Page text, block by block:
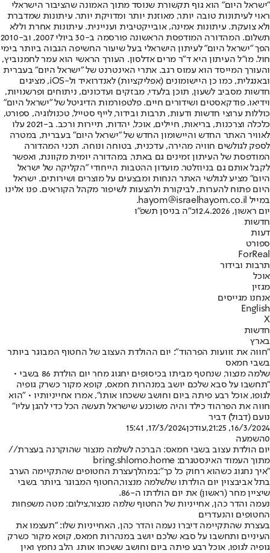
"ישראל היום" הוא גוף תקשורת שנוסד מתוך האמונה שהציבור הישראלי
ראוי לעיתונות טובה יותר, מאוזנת יותר ומדויקת יותר. עיתונות שמדברת
ולא צועקת. עיתונות אמינה, אובייקטיבית ועניינית. עיתונות אחרת וללא
תשלום. המהדורה המודפסת הראשונה פורסמה ב-30 ביולי 2007, וב-2010
הפך "ישראל היום" לעיתון הישראלי בעל שיעור החשיפה הגבוה ביותר בימי
חול. מו"ל העיתון היא ד"ר מרים אדלסון. העורך הראשי הוא עמר לחמנוביץ,
והעורך המייסד הוא עמוס רגב. אתרי האינטרנט של "ישראל היום" בעברית
ובאנגלית, כמו כן היישומונים (אפליקציות) לאנדרואיד ול-iOS, מציגים
חדשות מסביב לשעון, תוכן בלעדי, מבזקים ועדכונים, ניתוחים ופרשנויות,
וידיאו, פודקאסטים ושידורים חיים. פלטפורמות הדיגיטל של "ישראל היום"
כוללות ערוצי חדשות ודעות, תרבות ובידור, לייף סטייל, טכנולוגיה, ספורט,
כלכלה וצרכנות, בריאות, חיילים, אוכל, יהדות, תיירות ורכב. ב-2021 עלו
לאוויר האתר החדש והיישומון החדש של "ישראל היום" בעברית, במטרה
לספק לגולשים חוויה מהירה, עדכנית, בטוחה ונוחה. תכני המהדורה
המודפסת של העיתון זמינים גם באתר, במהדורה יומית מקוונת, ואפשר
לקבל אותם גם בניוזלטר. מועדון ההטבות הייחודי "הקליקה של ישראל
היום" מציע לגולשי האתר הנחות ומבצעים על מוצרים ושירותים. ישראל
היום פתוח להערות, לביקורת ולהצעות לשיפור מקהל הקוראים. פנו אלינו
במייל hayom@israelhayom.co.il.
יום ראשון, 12.4.2026
כ"ה בניסן תשפ"ו
חדשות
דעות
ספורט
ForReal
תרבות ובידור
אוכל
מגזין
אנחנו מגייסים
English
X
חדשות
בארץ
"חווה את זוועות הפרהוד": יום ההולדת העצוב של החטוף המבוגר ביותר
בשבי חמאס
שלמה מנצור, שנחטף מביתו בכיסופים יחגוג מחר יום הולדת 86 בשבי •
"תחשבו על סבא שלכם יושב במנהרות חמאס, קופא מקור כשרק גופיה
לגופו, אוכל רבע פיתה ביום וחושב ששכחו אותו", אמרו אחייניותיו • "הוא
חווה את הפרהוד כילד והיה משוכנע שישראל תעשה הכל כדי להגן עליו"
נועם (דבול) דביר
16/3/2024, 21:25
,עודכן17/3/2024, 15:41
0השמעה
יום הולדת עצוב בשבי חמאס: הברכה לשלמה מנצור שהוקרנה בעצרת//
מתוך העמוד האינסטגרם: bring.shlomo.home
"איך נחגוג כשהוא רחוק כל כך":במהלךעצרת החטופים שהתקיימה הערב
בתל אביבצוין יום הולדתו שלשלמה מנצור,החטוף המבוגר ביותר בשבי
שיציין מחר (ראשון) את יום הולדתו ה-86.
נעמה והדר כהן, אחייניות של החטוף שלמה מנצור,צילום: מטה משפחות
החטופים והנעדרים
בעצרת שהתקיימה דיברו נעמה והדר כהן, האחייניות שלו: "תעצמו את
העיניים ותחשבו על סבא שלכם יושב במנהרות חמאס, קופא מקור כשרק
גופיה לגופו, אוכל רבע פיתה ביום וחושב ששכחו אותו. הלב נחמץ ואין